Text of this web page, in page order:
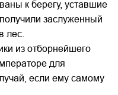
к берегу, уставшие
заслуженный
лес.
из отборнейшего
для
если ему самому